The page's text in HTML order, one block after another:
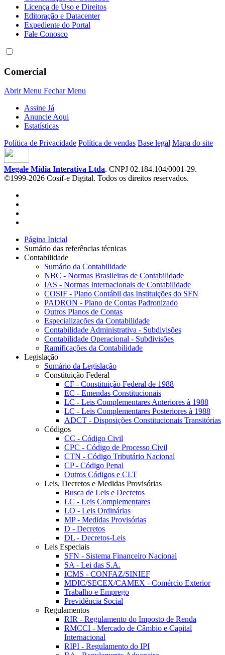
Licença de Uso e Direitos
Editoração e Datacenter
Expediente do Portal
Fale Conosco
Comercial
Abrir Menu Fechar Menu
Assine Já
Anuncie Aqui
Estatísticas
Política de Privacidade Política de vendas Base legal Mapa do site
Megale Mídia Interativa Ltda. CNPJ 02.184.104/0001-29.
©1999-2026 Cosif-e Digital. Todos os direitos reservados.
Página Inicial
Sumário das referências técnicas
Contabilidade
Sumário da Contabilidade
NBC - Normas Brasileiras de Contabilidade
IAS - Normas Internacionais de Contabilidade
COSIF - Plano Contábil das Instituições do SFN
PADRON - Plano de Contas Padronizado
Outros Planos de Contas
Especializações da Contabilidade
Contabilidade Administrativa - Subdivisões
Contabilidade Operacional - Subdivisões
Ramificações da Contabilidade
Legislação
Sumário da Legislação
Constituição Federal
CF - Constituição Federal de 1988
EC - Emendas Constitucionais
LC - Leis Complementares Anteriores à 1988
LC - Leis Complementares Posteriores à 1988
ADCT - Disposições Constitucionais Transitórias
Códigos
CC - Código Civil
CPC - Código de Processo Civil
CTN - Código Tributário Nacional
CP - Código Penal
Outros Códigos e CLT
Leis, Decretos e Medidas Provisórias
Busca de Leis e Decretos
LC - Leis Complementares
LO - Leis Ordinárias
MP - Medidas Provisórias
D - Decretos
DL - Decretos-Leis
Leis Especiais
SFN - Sistema Financeiro Nacional
SA - Lei das S.A.
ICMS - CONFAZ/SINIEF
MDIC/SECEX/CAMEX - Comércio Exterior
Trabalho e Emprego
Previdência Social
Regulamentos
RIR - Regulamento do Imposto de Renda
RMCCI - Mercado de Câmbio e Capital
Internacional
RIPI - Regulamento do IPI